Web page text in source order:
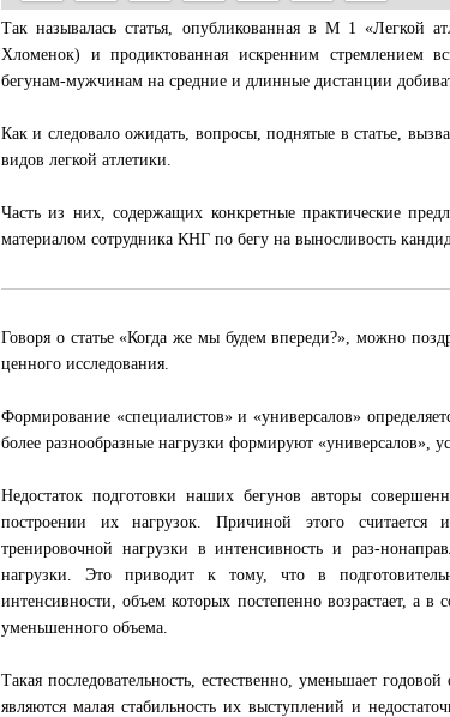
Так называлась статья, опубликованная в М 1
Хломенок) и продиктованная искренним
бегунам-мужчинам на средние и длинные дистанции
Как и следовало ожидать, вопросы, поднятые в статье,
видов легкой атлетики.
Часть из них, содержащих конкретные практические
материалом сотрудника КНГ по бегу на выносливость
Говоря о статье «Когда же мы будем впереди?», можно
ценного исследования.
Формирование «специалистов» и «универсалов»
более разнообразные нагрузки формируют «универсалов»,
Недостаток подготовки наших бегунов авторы
построении их нагрузок. Причиной этого считается
тренировочной нагрузки в интенсивность и раз-
нагрузки. Это приводит к тому, что в
интенсивности, объем которых постепенно возрастает, а
уменьшенного объема.
Такая последовательность, естественно, уменьшает
являются малая стабильность их выступлений и